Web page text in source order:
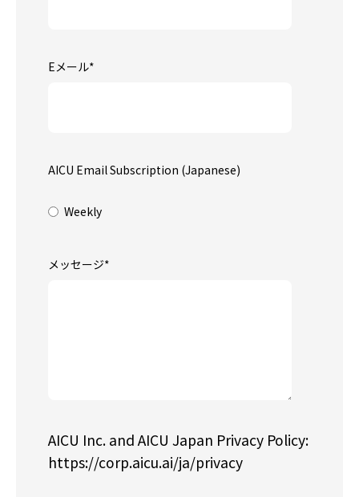
Eメール*
AICU Email Subscription (Japanese)
Weekly
メッセージ*
AICU Inc. and AICU Japan Privacy Policy:
https://corp.aicu.ai/ja/privacy